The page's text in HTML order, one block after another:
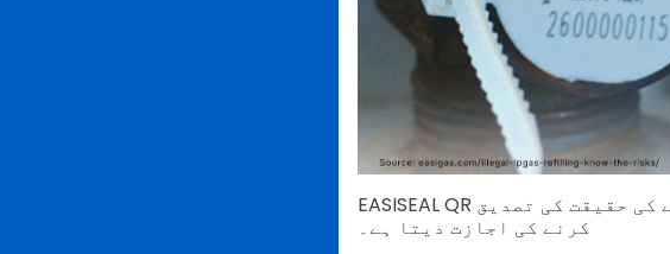
EASISEAL QR کوڈ صارفین کو ان ایل پی جی سلنڈر کی جو انہوں نے خریدا ہے کی حقیقت کی تصدیق
کرنے کی اجازت دیتا ہے۔